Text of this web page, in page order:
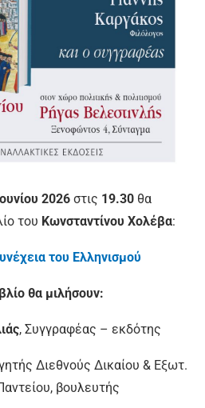
2026στις 19.30θα
του Κωνσταντίνου Χολέβα:
του Ελληνισμού
θα μιλήσουν:
, Συγγραφέας – εκδότης
Διεθνούς Δικαίου & Εξωτ.
βουλευτής